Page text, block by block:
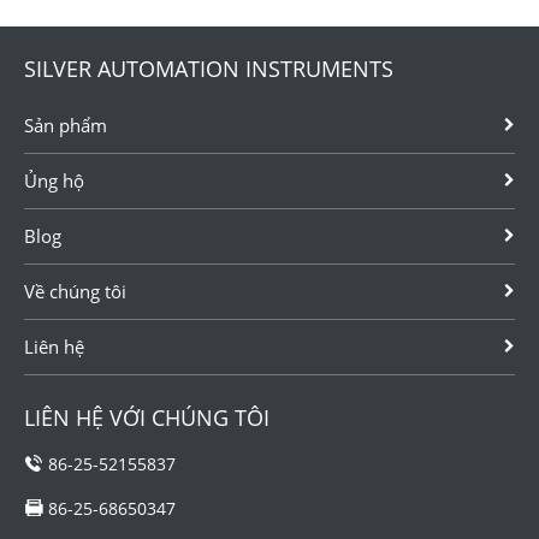
SILVER AUTOMATION INSTRUMENTS
Sản phẩm
Ủng hộ
Blog
Về chúng tôi
Liên hệ
LIÊN HỆ VỚI CHÚNG TÔI
86-25-52155837
86-25-68650347